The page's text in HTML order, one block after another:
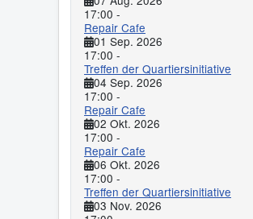
17:00 -
Repair Cafe
01 Sep. 2026
17:00 -
Treffen der Quartiersinitiative
04 Sep. 2026
17:00 -
Repair Cafe
02 Okt. 2026
17:00 -
Repair Cafe
06 Okt. 2026
17:00 -
Treffen der Quartiersinitiative
03 Nov. 2026